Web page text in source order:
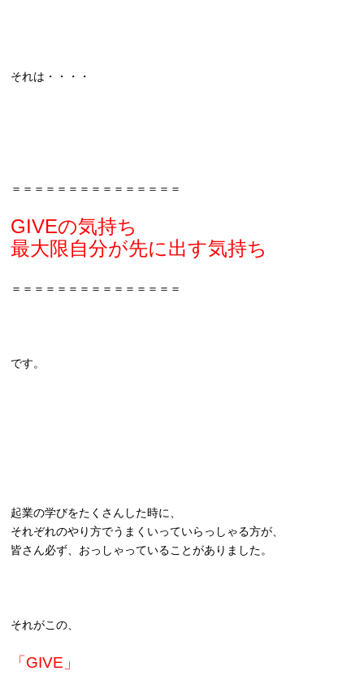
それは・・・・
＝＝＝＝＝＝＝＝＝＝＝＝＝＝＝
GIVEの気持ち
最大限自分が先に出す気持ち
＝＝＝＝＝＝＝＝＝＝＝＝＝＝＝
です。
起業の学びをたくさんした時に、
それぞれのやり方でうまくいっていらっしゃる方が、
皆さん必ず、おっしゃっていることがありました。
それがこの、
「GIVE」